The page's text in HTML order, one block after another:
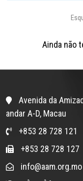
Ainda não
Avenida da
andar A-D, Macau
+853 28 728 121
+853 28 728 127
info@aam.org.mo